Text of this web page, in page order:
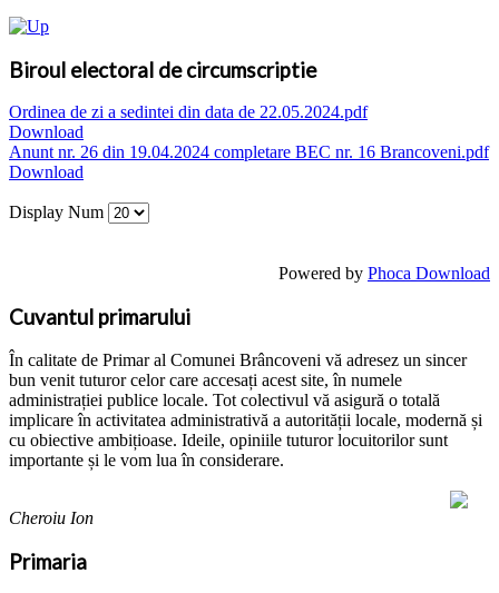
Biroul electoral de circumscriptie
Ordinea de zi a sedintei din data de 22.05.2024.pdf
Download
Anunt nr. 26 din 19.04.2024 completare BEC nr. 16 Brancoveni.pdf
Download
Display Num
Powered by Phoca Download
Cuvantul primarului
În calitate de Primar al Comunei Brâncoveni vă adresez un sincer
bun venit tuturor celor care accesați acest site, în numele
administrației publice locale. Tot colectivul vă asigură o totală
implicare în activitatea administrativă a autorității locale, modernă și
cu obiective ambițioase. Ideile, opiniile tuturor locuitorilor sunt
importante și le vom lua în considerare.
Cheroiu Ion
Primaria